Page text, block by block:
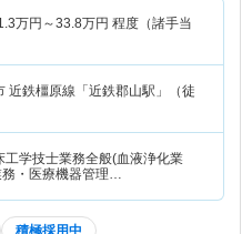
万円～33.8万円 程度（諸手当
近鉄橿原線「近鉄郡山駅」（徒
工学技士業務全般(血液浄化業
・医療機器管理…